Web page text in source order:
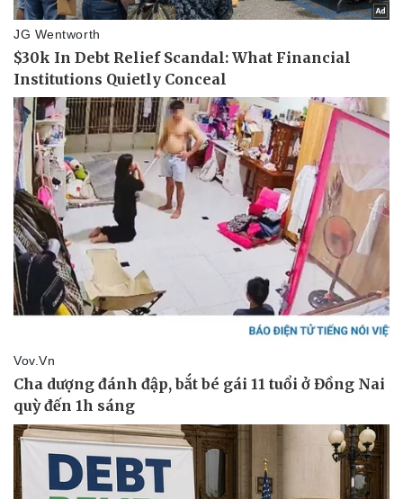
Doanh nghiệp 24h
Doanh nhân
Vì cộng đồng
Tin Công nghệ
Trải nghiệm